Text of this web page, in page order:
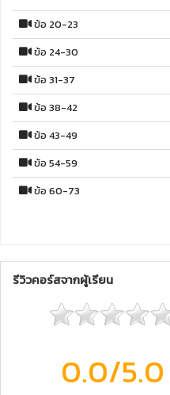
ข้อ 20-23
ข้อ 24-30
ข้อ 31-37
ข้อ 38-42
ข้อ 43-49
ข้อ 54-59
ข้อ 60-73
รีวิวคอร์สจากผู้เรียน
0.0/5.0